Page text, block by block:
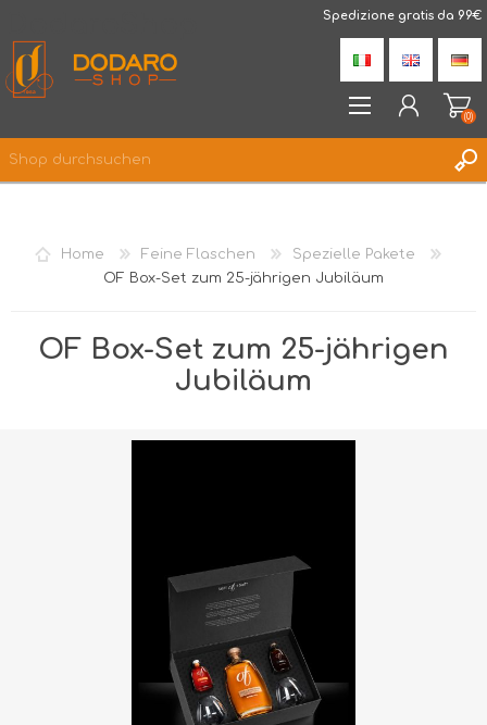
Spedizione gratis da 99€
WUNSCHLISTE
(0)
Home Feine Flaschen
Spezielle Pakete
OF Box-Set zum 25-jährigen Jubiläum
OF Box-Set zum 25-jährigen
Jubiläum